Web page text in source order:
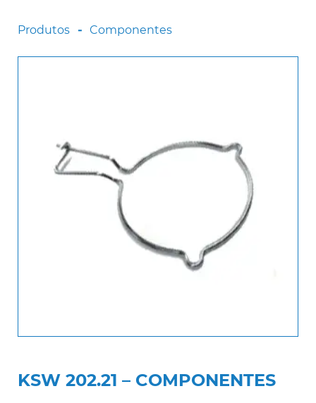
Produtos Componentes
KSW 202.21 – COMPONENTES